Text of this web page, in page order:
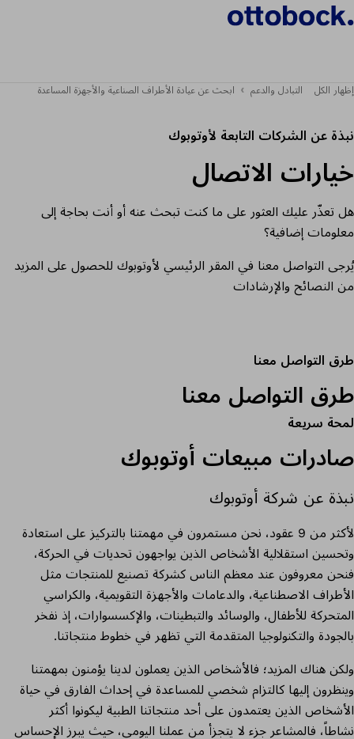
إظهار الكل التبادل والدعم ابحث عن عيادة الأطراف الصناعية والأجهزة المساعدة
نبذة عن الشركات التابعة لأوتوبوك
خيارات الاتصال
هل تعذّر عليك العثور على ما كنت تبحث عنه أو أنت بحاجة إلى
معلومات إضافية؟
يُرجى التواصل معنا في المقر الرئيسي لأوتوبوك للحصول على المزيد
من النصائح والإرشادات
طرق التواصل معنا
طرق التواصل معنا
لمحة سريعة
صادرات مبيعات أوتوبوك
نبذة عن شركة أوتوبوك
لأكثر من 9 عقود، نحن مستمرون في مهمتنا بالتركيز على استعادة
وتحسين استقلالية الأشخاص الذين يواجهون تحديات في الحركة،
فنحن معروفون عند معظم الناس كشركة تصنيع للمنتجات مثل
الأطراف الاصطناعية، والدعامات والأجهزة التقويمية، والكراسي
المتحركة للأطفال، والوسائد والتبطينات، والإكسسوارات، إذ نفخر
بالجودة والتكنولوجيا المتقدمة التي تظهر في خطوط منتجاتنا.
ولكن هناك المزيد؛ فالأشخاص الذين يعملون لدينا يؤمنون بمهمتنا
وينظرون إليها كالتزام شخصي للمساعدة في إحداث الفارق في حياة
الأشخاص الذين يعتمدون على أحد منتجاتنا الطبية ليكونوا أكثر
نشاطاً، فالمشاعر جزء لا يتجزأ من عملنا اليومي، حيث يبرز الإحساس